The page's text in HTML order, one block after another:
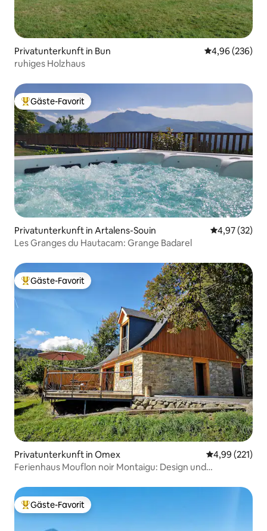
Privatunterkunft in Bun
4,96 (236)
ruhiges Holzhaus
Beliebter Gäste-Favorit.
Gäste-Favorit
Privatunterkunft in Artalens-Souin
4,97 (32)
Les Granges du Hautacam: Grange Badarel
Beliebter Gäste-Favorit.
Gäste-Favorit
Privatunterkunft in Omex
4,99 (221)
Ferienhaus Mouflon noir Montaigu: Design und
Beliebter Gäste-Favorit.
Gäste-Favorit